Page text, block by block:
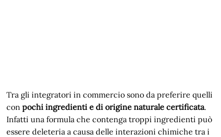
Tra gli integratori in commercio sono da preferire quelli
conpochi ingredienti e di origine naturale certificata.
Infatti una formula che contenga troppi ingredienti può
essere deleteria a causa delle interazioni chimiche tra i